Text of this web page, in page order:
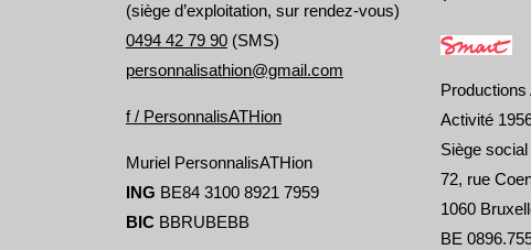
(siège d’exploitation, sur rendez-vous)
0494 42 79 90 (SMS)
personnalisathion@gmail.com
f / PersonnalisATHion
Muriel PersonnalisATHion
ING BE84 3100 8921 7959
BIC BBRUBEBB
Activité
Siège social
72, rue
1060
BE